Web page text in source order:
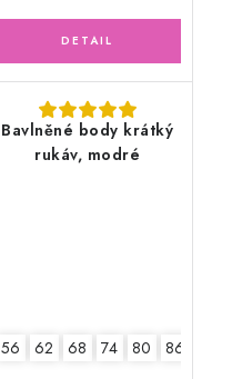
Bavlněné body krátký
rukáv, modré
56 62 68 74 80 86